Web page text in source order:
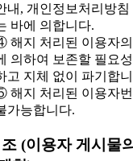
내, 개인정보처리방
바에 의합니다.
해지 처리된 이용자
의하여 보존할 필요
고 지체 없이 파기합
해지 처리된 이용자번
가능합니다.
(이용자 게시물